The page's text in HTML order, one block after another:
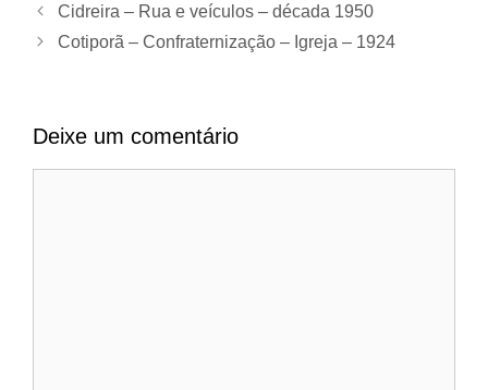
Cidreira – Rua e veículos – década 1950
Cotiporã – Confraternização – Igreja – 1924
Deixe um comentário